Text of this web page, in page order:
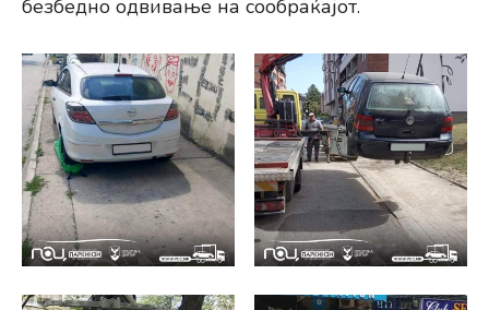
безбедно одвивање на сообраќајот.